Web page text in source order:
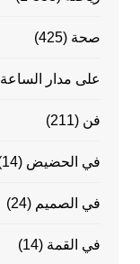
صحة (425)
على مدار الساعة
فن (211)
في الحضيض (14)
في الصميم (24)
في القمة (14)